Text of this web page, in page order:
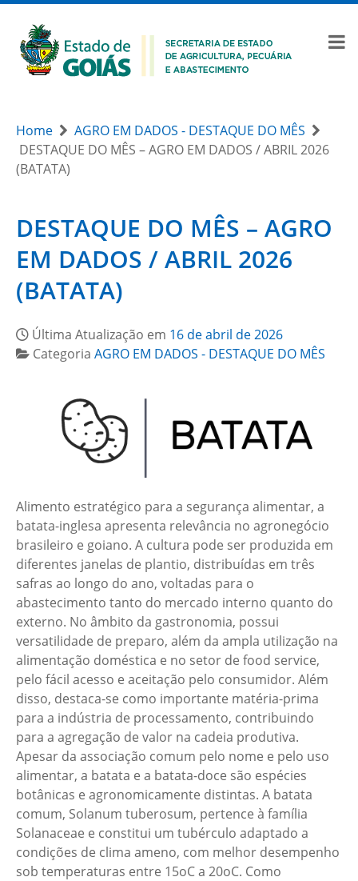
Home
AGRO EM DADOS - DESTAQUE DO MÊS
DESTAQUE DO MÊS – AGRO EM DADOS / ABRIL 2026
(BATATA)
DESTAQUE DO MÊS – AGRO
EM DADOS / ABRIL 2026
(BATATA)
Última Atualização em 16 de abril de 2026
Categoria AGRO EM DADOS - DESTAQUE DO MÊS
Alimento estratégico para a segurança alimentar, a
batata-inglesa apresenta relevância no agronegócio
brasileiro e goiano. A cultura pode ser produzida em
diferentes janelas de plantio, distribuídas em três
safras ao longo do ano, voltadas para o
abastecimento tanto do mercado interno quanto do
externo. No âmbito da gastronomia, possui
versatilidade de preparo, além da ampla utilização na
alimentação doméstica e no setor de food service,
pelo fácil acesso e aceitação pelo consumidor. Além
disso, destaca-se como importante matéria-prima
para a indústria de processamento, contribuindo
para a agregação de valor na cadeia produtiva.
Apesar da associação comum pelo nome e pelo uso
alimentar, a batata e a batata-doce são espécies
botânicas e agronomicamente distintas. A batata
comum, Solanum tuberosum, pertence à família
Solanaceae e constitui um tubérculo adaptado a
condições de clima ameno, com melhor desempenho
sob temperaturas entre 15oC a 20oC. Como